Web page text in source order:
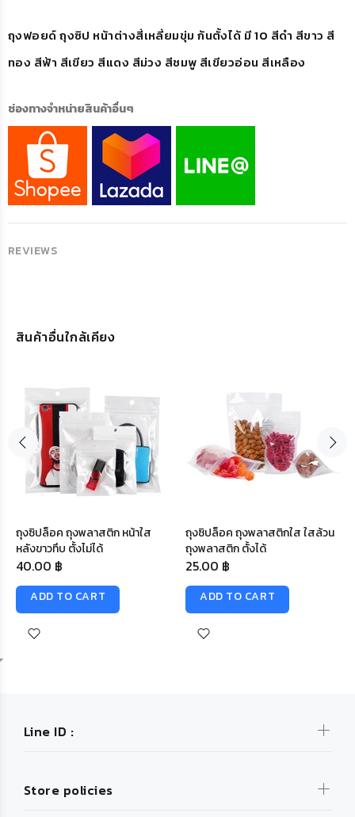
ถุงฟอยด์ ถุงซิป หน้าต่างสี่เหลี่ยมขุ่ม ก้นตั้งได้ มี 10 สีดำ สีขาว สี
ทอง สีฟ้า สีเขียว สีแดง สีม่วง สีชมพู สีเขียวอ่อน สีเหลือง
ช่องทางจำหน่ายสินค้าอื่นๆ
REVIEWS
สินค้าอื่นใกล้เคียง
ถุงซิปล็อค ถุงพลาสติก หน้าใส
หลังขาวทึบ ตั้งไม่ได้
40.00 ฿
ADD TO CART
ถุงซิปล็อค ถุงพลาสติกใส ใสล้วน
ถุงพลาสติก ตั้งได้
25.00 ฿
ADD TO CART
Line ID :
Store policies